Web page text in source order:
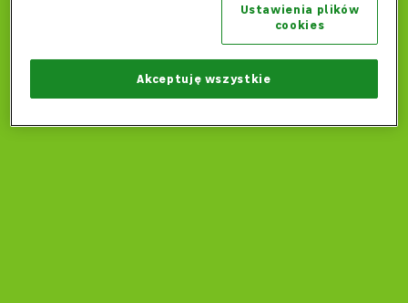
Czy możemy wrócić na stronę główną?
Wróć na stronę główną
Ustawienia plików
cookies
Akceptuję wszystkie